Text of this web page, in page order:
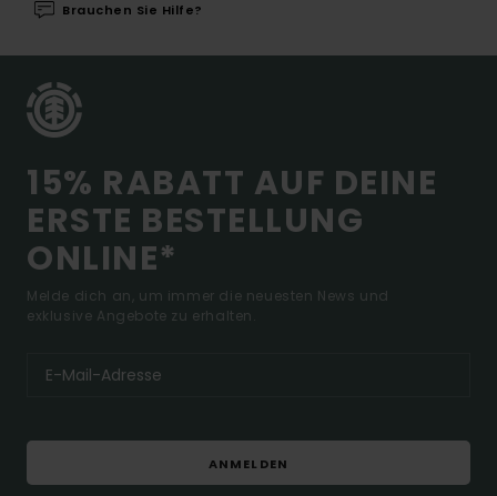
Brauchen Sie Hilfe?
15% RABATT AUF DEINE
ERSTE BESTELLUNG
ONLINE*
Melde dich an, um immer die neuesten News und
exklusive Angebote zu erhalten.
ANMELDEN